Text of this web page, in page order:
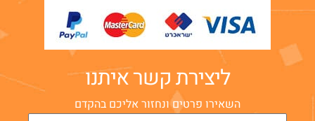
ליצירת קשר איתנו
השאירו פרטים ונחזור אליכם בהקדם